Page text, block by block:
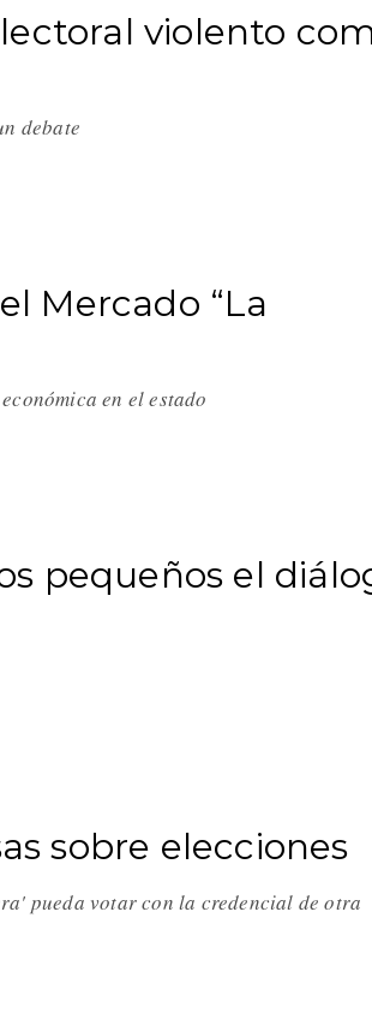
violento
debate
Mercado “La
en el estado
pequeños el
sobre elecciones
pueda votar con la credencial de otra